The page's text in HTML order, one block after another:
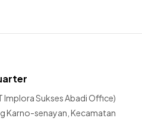
Implora Sukses Abadi Office)
Karno-senayan, Kecamatan